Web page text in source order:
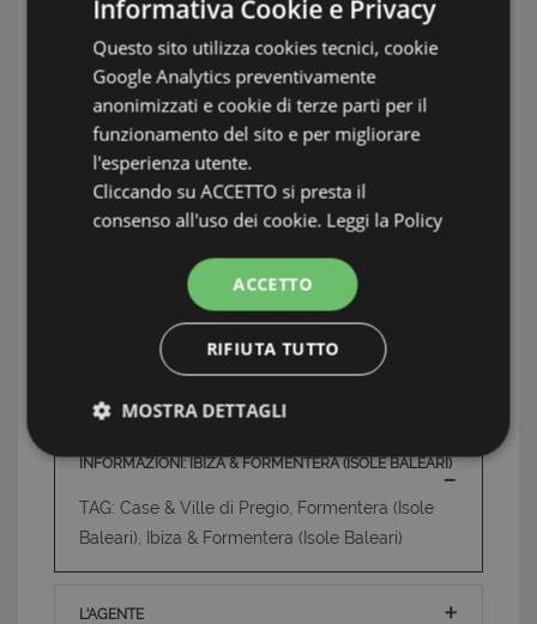
INFORMAZIONI: IBIZA & FORMENTERA (ISOLE BALEARI)
TAG: Case & Ville di Pregio, Formentera (Isole
Baleari), Ibiza & Formentera (Isole Baleari)
L'AGENTE
Informativa Cookie e Privacy
Questo sito utilizza cookies tecnici, cookie
Google Analytics preventivamente
anonimizzati e cookie di terze parti per il
funzionamento del sito e per migliorare
l'esperienza utente.
Cliccando su ACCETTO si presta il
consenso all'uso dei cookie. Leggi la Policy
ACCETTO
RIFIUTA TUTTO
MOSTRA DETTAGLI
Strettamente necessari e Statistiche